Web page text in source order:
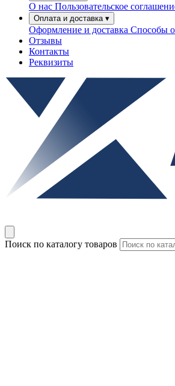
О нас Пользовательское
Оплата и доставка ▾
Оформление и доставка Способы
Отзывы
Контакты
Реквизиты
Поиск по каталогу товаров